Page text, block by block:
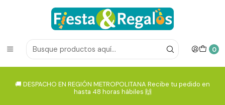
0
🚚 DESPACHO EN REGIÓN METROPOLITANA Recibe tu pedido en
hasta 48 horas hábiles 🙌